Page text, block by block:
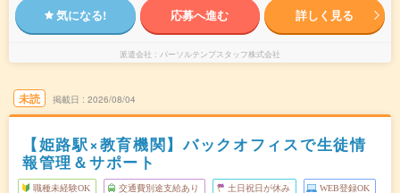
気になる! 応募へ進む 詳しく見る
派遣会社 パーソルテンプスタッフ株式会社
未読 掲載日 2026/08/04
【姫路駅×教育機関】バックオフィスで生徒情
報管理＆サポート
職種未経験OK 交通費別途支給あり 土日祝日が休み WEB登録OK